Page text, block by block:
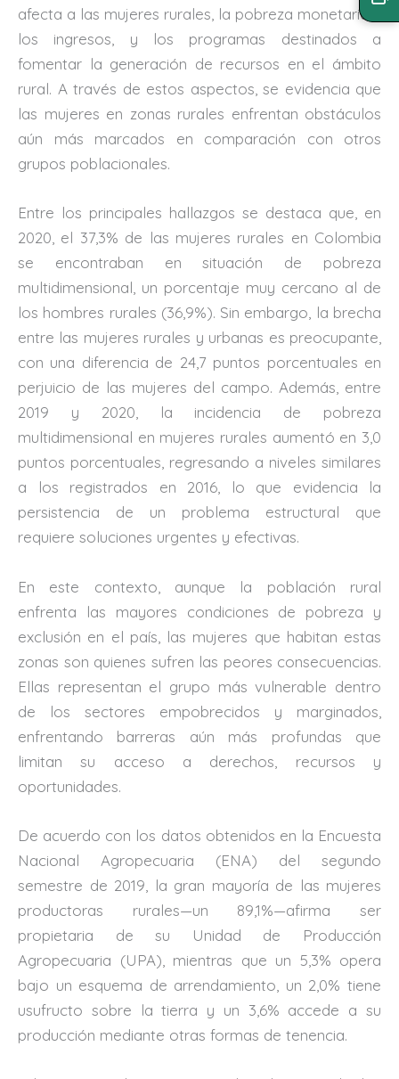
afecta a las mujeres rurales, la pobreza monetaria y
los ingresos, y los programas destinados a
fomentar la generación de recursos en el ámbito
rural. A través de estos aspectos, se evidencia que
las mujeres en zonas rurales enfrentan obstáculos
aún más marcados en comparación con otros
grupos poblacionales.
Entre los principales hallazgos se destaca que, en
2020, el 37,3% de las mujeres rurales en Colombia
se encontraban en situación de pobreza
multidimensional, un porcentaje muy cercano al de
los hombres rurales (36,9%). Sin embargo, la brecha
entre las mujeres rurales y urbanas es preocupante,
con una diferencia de 24,7 puntos porcentuales en
perjuicio de las mujeres del campo. Además, entre
2019 y 2020, la incidencia de pobreza
multidimensional en mujeres rurales aumentó en 3,0
puntos porcentuales, regresando a niveles similares
a los registrados en 2016, lo que evidencia la
persistencia de un problema estructural que
requiere soluciones urgentes y efectivas.
En este contexto, aunque la población rural
enfrenta las mayores condiciones de pobreza y
exclusión en el país, las mujeres que habitan estas
zonas son quienes sufren las peores consecuencias.
Ellas representan el grupo más vulnerable dentro
de los sectores empobrecidos y marginados,
enfrentando barreras aún más profundas que
limitan su acceso a derechos, recursos y
oportunidades.
De acuerdo con los datos obtenidos en la Encuesta
Nacional Agropecuaria (ENA) del segundo
semestre de 2019, la gran mayoría de las mujeres
productoras rurales—un 89,1%—afirma ser
propietaria de su Unidad de Producción
Agropecuaria (UPA), mientras que un 5,3% opera
bajo un esquema de arrendamiento, un 2,0% tiene
usufructo sobre la tierra y un 3,6% accede a su
producción mediante otras formas de tenencia.